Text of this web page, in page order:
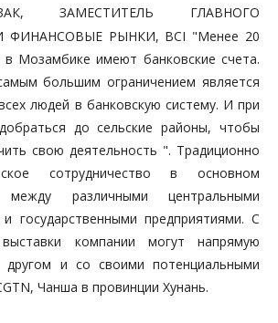
ЗАМЕСТИТЕЛЬ ГЛАВНОГО
ФИНАНСОВЫЕ РЫНКИ, BCI "Менее 20
Мозамбике имеют банковские счета.
большим ограничением является
людей в банковскую систему. И при
до сельские районы, чтобы
свою деятельность ". Традиционно
сотрудничество в основном
между различными центральными
и государственными предприятиями. С
компании могут напрямую
и со своими потенциальными
Чанша в провинции Хунань.